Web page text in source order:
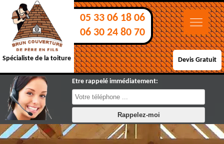
Spécialiste de la toiture
05 33 06 18 06
06 30 24 80 70
Devis Gratuit
Etre rappelé immédiatement: